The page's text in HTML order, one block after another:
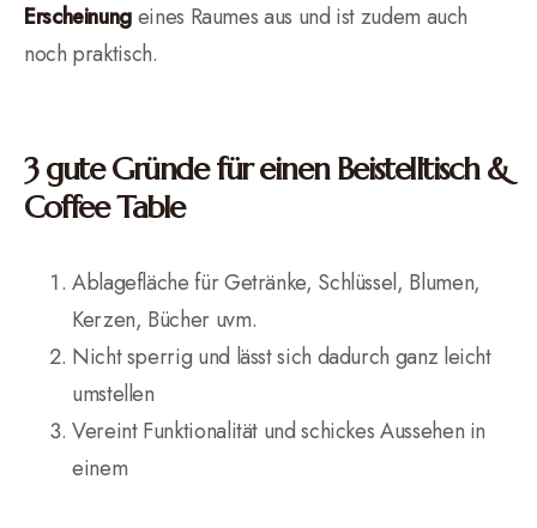
Erscheinungeines Raumes aus und ist zudem auch
noch praktisch.
3 gute Gründe für einen Beistelltisch &
Coffee Table
Ablagefläche für Getränke, Schlüssel, Blumen,
Kerzen, Bücher uvm.
Nicht sperrig und lässt sich dadurch ganz leicht
umstellen
Vereint Funktionalität und schickes Aussehen in
einem